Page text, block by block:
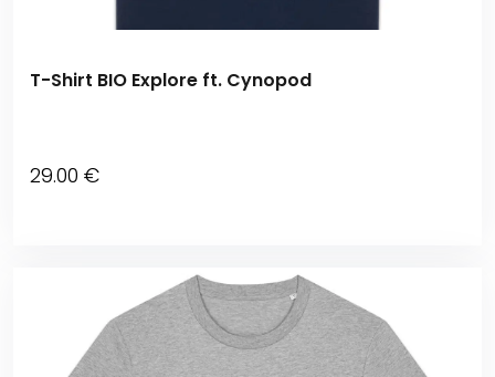
T-Shirt BIO Explore ft. Cynopod
29.00 €